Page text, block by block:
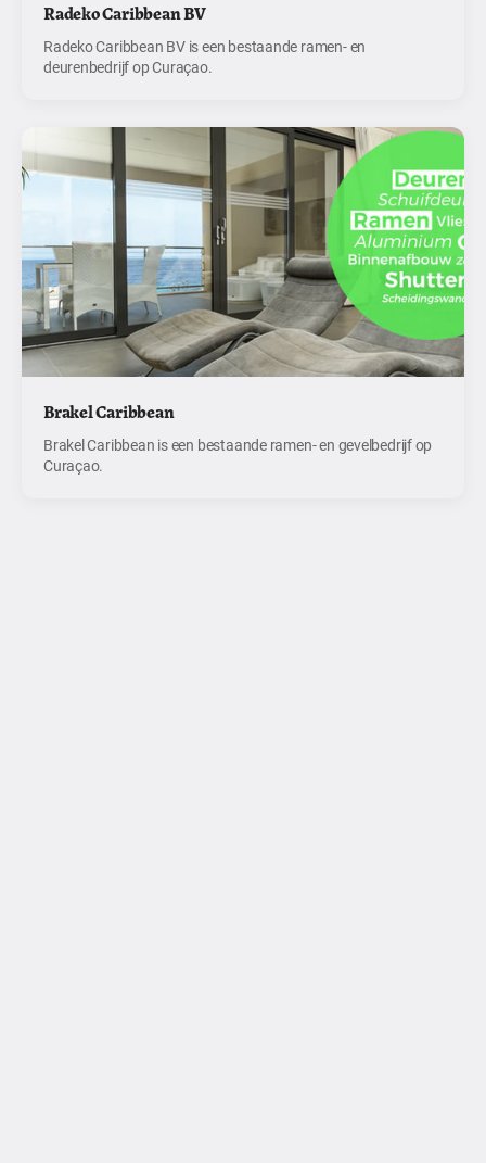
Radeko Caribbean BV
Radeko Caribbean BV is een bestaande ramen- en
deurenbedrijf op Curaçao.
Brakel Caribbean
Brakel Caribbean is een bestaande ramen- en gevelbedrijf op
Curaçao.